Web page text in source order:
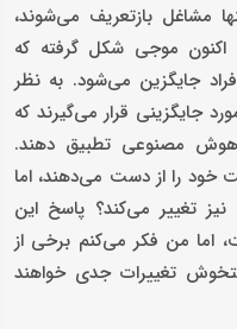
مشاغل بازتعریف می‌شوند،
اکنون موجی شکل گرفته که
جایگزین می‌شود. به نظر
جایگزینی قرار می‌گیرند که
هوش مصنوعی تطبیق دهند.
را از دست می‌دهند، اما
تغییر می‌کند؟ پاسخ این
من فکر می‌کنم برخی از
تغییرات جدی خواهند